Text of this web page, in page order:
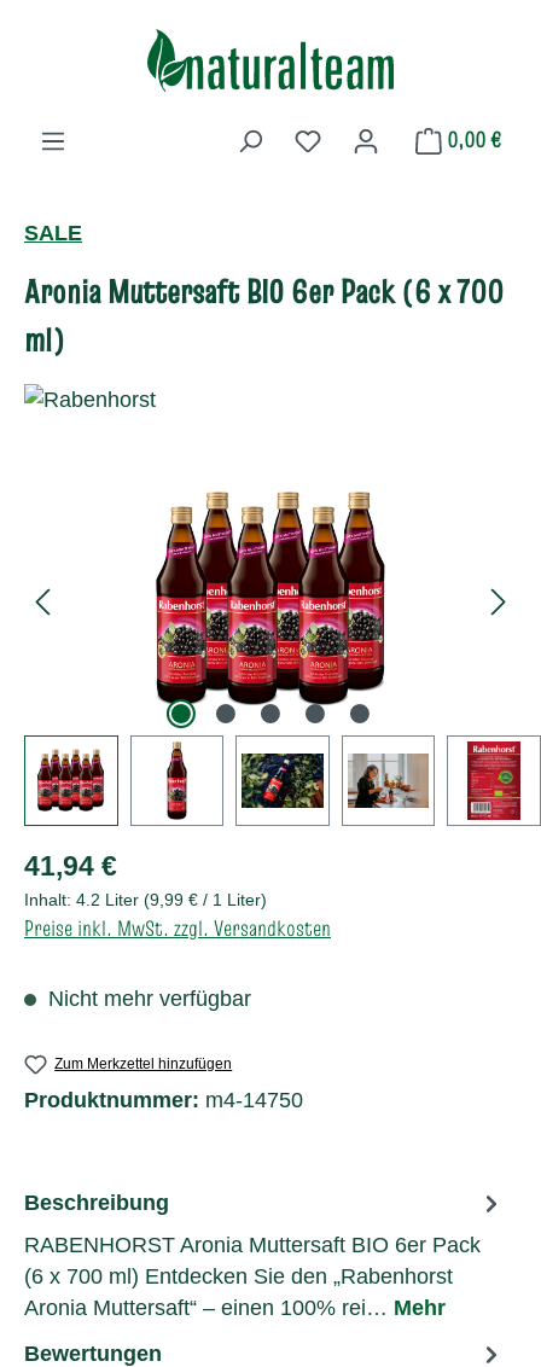
Zum Hauptinhalt springen
0,00 €
SALE
Aronia Muttersaft BIO 6er Pack (6 x 700
ml)
Regulärer Preis:
41,94 €
Inhalt: 4.2 Liter (9,99 € / 1 Liter)
Preise inkl. MwSt. zzgl. Versandkosten
Nicht mehr verfügbar
Zum Merkzettel hinzufügen
Produktnummer: m4-14750
Beschreibung
RABENHORST Aronia Muttersaft BIO 6er Pack
(6 x 700 ml) Entdecken Sie den „Rabenhorst
Aronia Muttersaft“ – einen 100% rei… Mehr
Bewertungen